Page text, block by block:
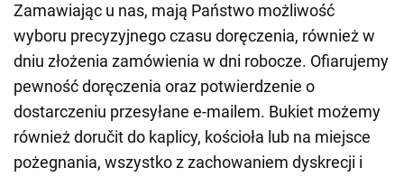
Zamawiając u nas, mają Państwo możliwość
wyboru precyzyjnego czasu doręczenia, również w
dniu złożenia zamówienia w dni robocze. Ofiarujemy
pewność doręczenia oraz potwierdzenie o
dostarczeniu przesyłane e-mailem. Bukiet możemy
również doručit do kaplicy, kościoła lub na miejsce
pożegnania, wszystko z zachowaniem dyskrecji i